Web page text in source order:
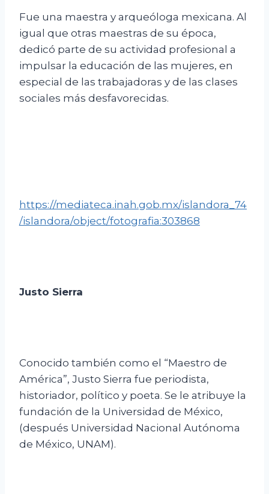
Fue una maestra y arqueóloga mexicana. Al
igual que otras maestras de su época,
dedicó parte de su actividad profesional a
impulsar la educación de las mujeres, en
especial de las trabajadoras y de las clases
sociales más desfavorecidas.
https://mediateca.inah.gob.mx/islandora_74
/islandora/object/fotografia:303868
Justo Sierra
Conocido también como el “Maestro de
América”, Justo Sierra fue periodista,
historiador, político y poeta. Se le atribuye la
fundación de la Universidad de México,
(después Universidad Nacional Autónoma
de México, UNAM).